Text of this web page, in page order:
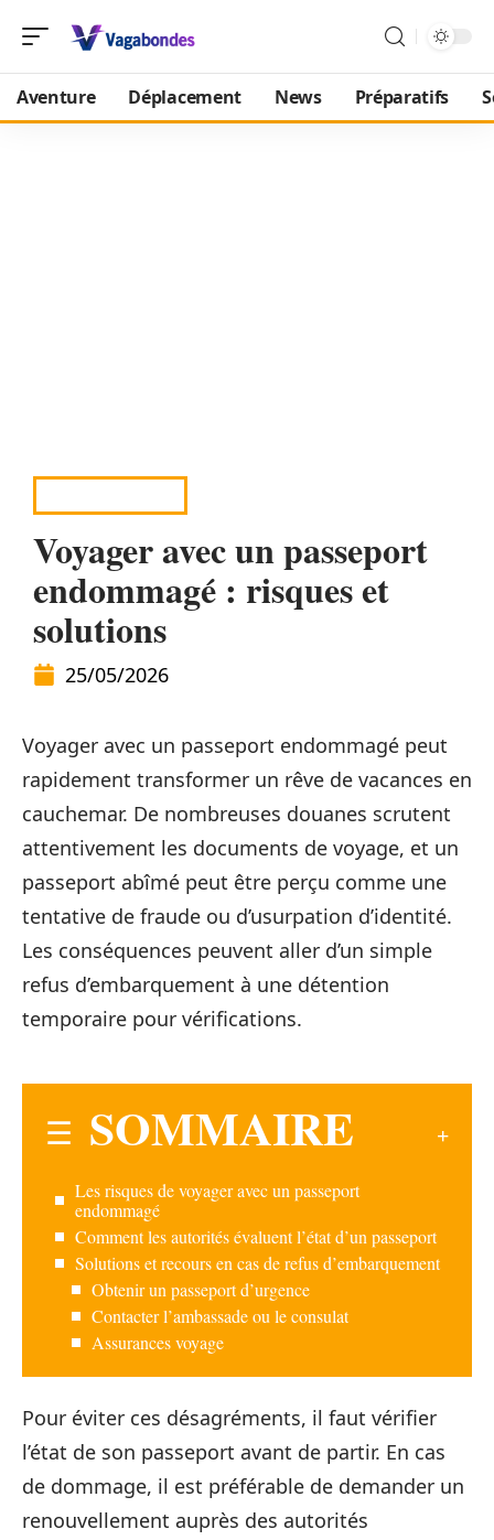
Aventure Déplacement News Préparatifs
Voyager avec un passeport
endommagé : risques et
solutions
25/05/2026
Voyager avec un passeport endommagé peut
rapidement transformer un rêve de vacances en
cauchemar. De nombreuses douanes scrutent
attentivement les documents de voyage, et un
passeport abîmé peut être perçu comme une
tentative de fraude ou d’usurpation d’identité.
Les conséquences peuvent aller d’un simple
refus d’embarquement à une détention
temporaire pour vérifications.
SOMMAIRE
Les risques de voyager avec un passeport
endommagé
Comment les autorités évaluent l’état d’un passeport
Solutions et recours en cas de refus d’embarquement
Obtenir un passeport d’urgence
Contacter l’ambassade ou le consulat
Assurances voyage
Pour éviter ces désagréments, il faut vérifier
l’état de son passeport avant de partir. En cas
de dommage, il est préférable de demander un
renouvellement auprès des autorités